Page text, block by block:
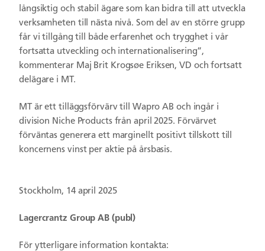
långsiktig och stabil ägare som kan bidra till att utveckla
verksamheten till nästa nivå. Som del av en större grupp
får vi tillgång till både erfarenhet och trygghet i vår
fortsatta utveckling och internationalisering”,
kommenterar Maj Brit Krogsøe Eriksen, VD och fortsatt
delägare i MT.
MT är ett tilläggsförvärv till Wapro AB och ingår i
division Niche Products från april 2025. Förvärvet
förväntas generera ett marginellt positivt tillskott till
koncernens vinst per aktie på årsbasis.
Stockholm, 14 april 2025
Lagercrantz Group AB (publ)
För ytterligare information kontakta: